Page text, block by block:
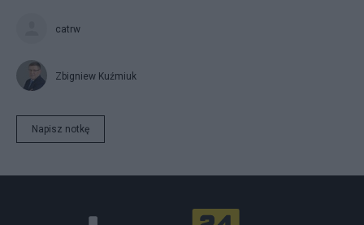
catrw
Zbigniew Kuźmiuk
Napisz notkę